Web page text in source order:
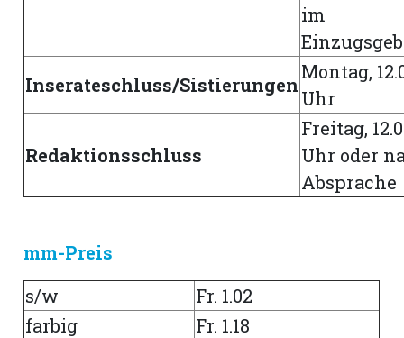
im
Inserateschluss/Sistierungen
Montag,
Uhr
Redaktionsschluss
Freitag,
Uhr oder
Absprache
mm-Preis
s/w
Fr. 1.02
farbig
Fr. 1.18